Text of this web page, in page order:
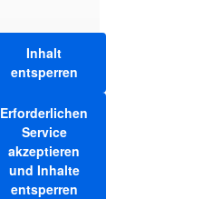
Inhalt
entsperren
Erforderlichen
Service
akzeptieren
und Inhalte
entsperren